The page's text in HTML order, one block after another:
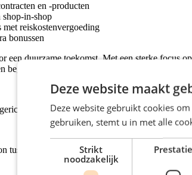
en -producten
in-shop
reiskostenvergoeding
bonussen
een duurzame toekomst. Met een sterke focus
van je coach en regiomanager.
Je denkt in oplossingen en geen dag is
tussen €17,03 en €17,88, inclusief een
Deze website maakt
Deze website gebruikt cookies
gebruiken, stemt u in met alle
Strikt
noodzakelijk
Prestatie